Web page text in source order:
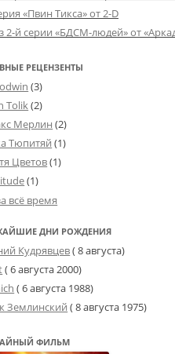
«Пвин Тикса» от 2-D
РЕЦЕНЗЕНТЫ
(3)
Tolik(2)
Мерлин (2)
Тюпитяй (1)
Цветов(1)
(1)
всё время
ДНИ РОЖДЕНИЯ
Кудрявцев( 8 августа)
(6 августа 2000)
(6 августа 1988)
Землинский (8 августа 1975)
ФИЛЬМ